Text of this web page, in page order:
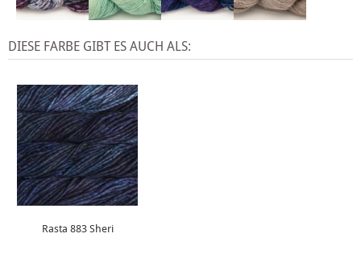
DIESE FARBE GIBT ES AUCH ALS:
Rasta 883 Sheri